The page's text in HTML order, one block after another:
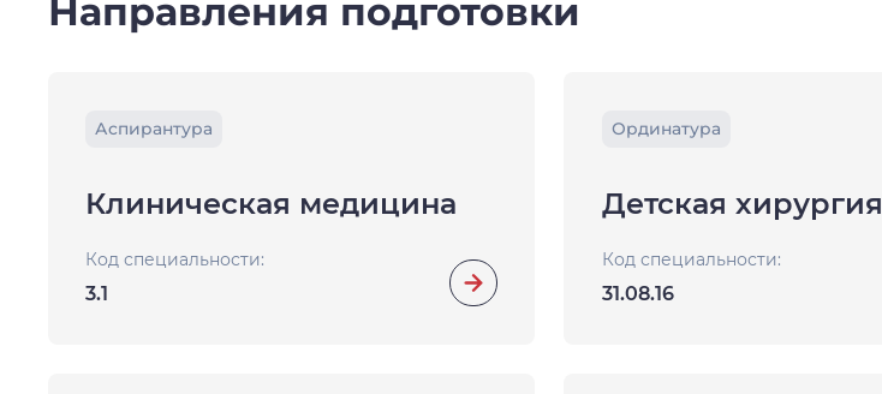
Направления подготовки
Аспирантура
Клиническая медицина
Код специальности:
3.1
Ординатура
Детская хирургия
Код специальности:
31.08.16